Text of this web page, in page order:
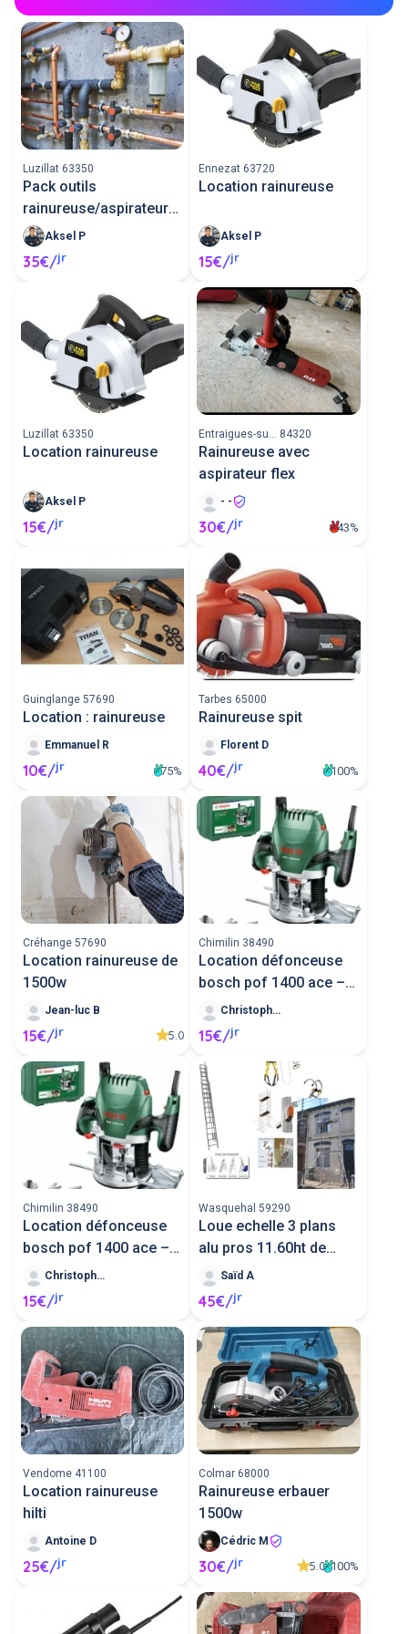
Luzillat 63350
Pack outils
rainureuse/aspirateur/pince
multicouch
Aksel P
35€/jr
Ennezat 63720
Location rainureuse
Aksel P
15€/jr
Luzillat 63350
Location rainureuse
Aksel P
15€/jr
Entraigues-su... 84320
Rainureuse avec
aspirateur flex
- -
30€/jr 43%
Guinglange 57690
Location : rainureuse
Emmanuel R
10€/jr 75%
Tarbes 65000
Rainureuse spit
Florent D
40€/jr 100%
Créhange 57690
Location rainureuse de
1500w
Jean-luc B
15€/jr 5.0
Chimilin 38490
Location défonceuse
bosch pof 1400 ace –
travail d
Christophe J
15€/jr
Chimilin 38490
Location défonceuse
bosch pof 1400 ace –
travail d
Christophe J
15€/jr
Wasquehal 59290
Loue echelle 3 plans
alu pros 11.60ht de
travail.
Saïd A
45€/jr
Vendome 41100
Location rainureuse
hilti
Antoine D
25€/jr
Colmar 68000
Rainureuse erbauer
1500w
Cédric M
30€/jr 5.0 100%